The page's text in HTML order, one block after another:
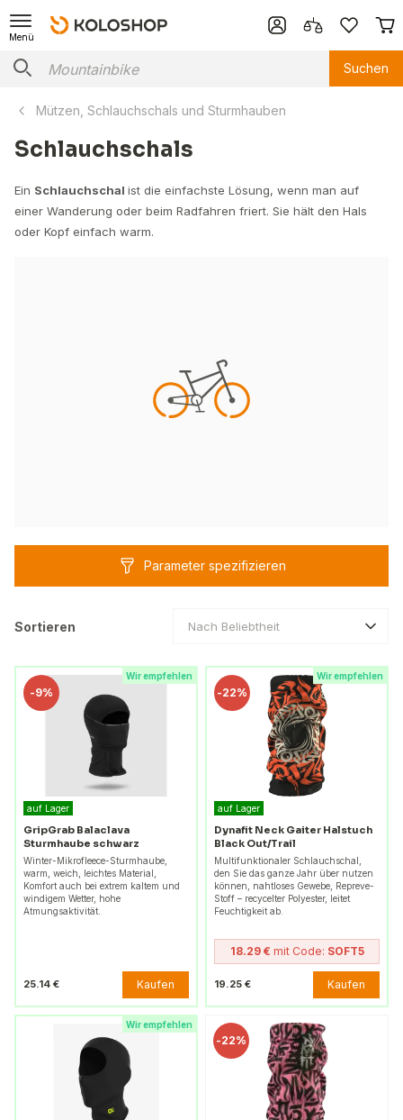
Menü
Suchen
Mützen, Schlauchschals und Sturmhauben
Schlauchschals
Ein Schlauchschal ist die einfachste Lösung, wenn man auf
einer Wanderung oder beim Radfahren friert. Sie hält den Hals
oder Kopf einfach warm.
Parameter spezifizieren
Sortieren Nach Beliebtheit
Wir empfehlen
-9%
auf Lager
GripGrab Balaclava
Sturmhaube schwarz
Winter-Mikrofleece-Sturmhaube,
warm, weich, leichtes Material,
Komfort auch bei extrem kaltem und
windigem Wetter, hohe
Atmungsaktivität.
25.14 € Kaufen
Wir empfehlen
-22%
auf Lager
Dynafit Neck Gaiter Halstuch
Black Out/Trail
Multifunktionaler Schlauchschal,
den Sie das ganze Jahr über nutzen
können, nahtloses Gewebe, Repreve-
Stoff – recycelter Polyester, leitet
Feuchtigkeit ab.
18.29 € mit Code: SOFT5
19.25 € Kaufen
Wir empfehlen
-22%